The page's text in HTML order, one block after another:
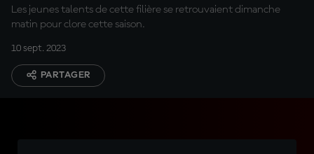
Les jeunes talents de cette filière se retrouvaient dimanche
matin pour clore cette saison.
10 sept. 2023
PARTAGER